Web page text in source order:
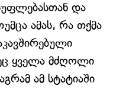
და
ამას, რა თქმა
ყველა მძღოლი
ამ სტატიაში